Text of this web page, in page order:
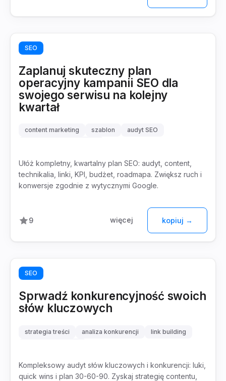
SEO
Zaplanuj skuteczny plan
operacyjny kampanii SEO dla
swojego serwisu na kolejny
kwartał
content marketing szablon
audyt SEO
Ułóż kompletny, kwartalny plan SEO: audyt, content,
technikalia, linki, KPI, budżet, roadmapa. Zwiększ ruch i
konwersje zgodnie z wytycznymi Google.
9 więcej kopiuj →
SEO
Sprwadź konkurencyjność swoich
słów kluczowych
strategia treści analiza konkurencji
link building
Kompleksowy audyt słów kluczowych i konkurencji: luki,
quick wins i plan 30-60-90. Zyskaj strategię contentu,